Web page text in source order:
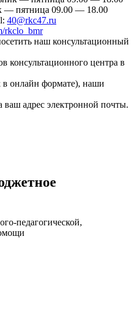
— пятница 09.00 — 18.00
40@rkc47.ru
rkclo_bmr
наш консультационный
консультационного центра в
в онлайн формате), наши
ваш адрес электронной почты.
педагогической,